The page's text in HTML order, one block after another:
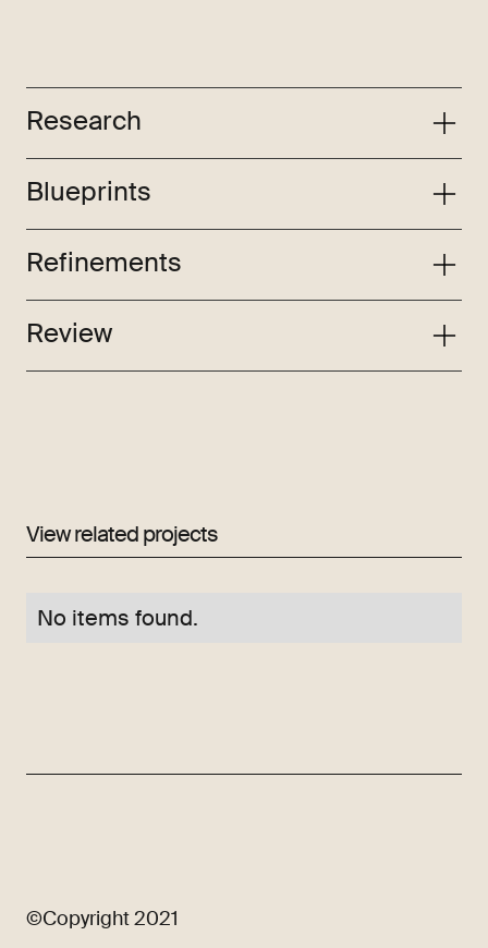
Research
Blueprints
Refinements
Review
View related projects
No items found.
©Copyright 2021